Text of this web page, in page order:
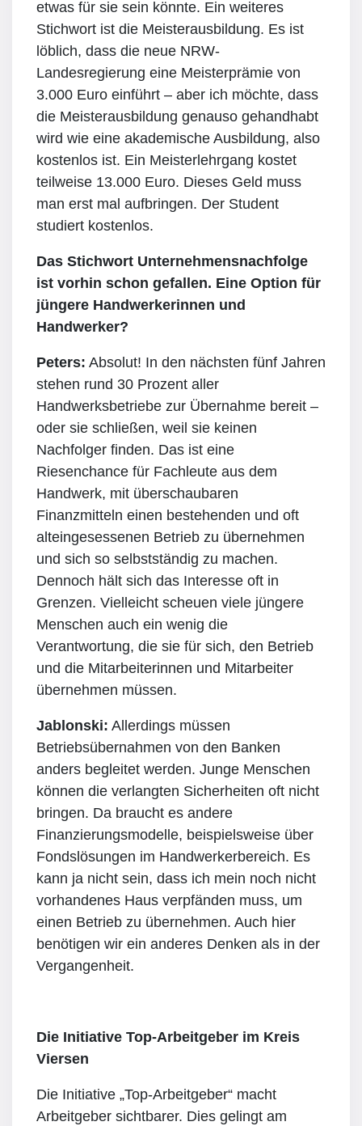
etwas für sie sein könnte. Ein weiteres
Stichwort ist die Meisterausbildung. Es ist
löblich, dass die neue NRW-
Landesregierung eine Meisterprämie von
3.000 Euro einführt – aber ich möchte, dass
die Meisterausbildung genauso gehandhabt
wird wie eine akademische Ausbildung, also
kostenlos ist. Ein Meisterlehrgang kostet
teilweise 13.000 Euro. Dieses Geld muss
man erst mal aufbringen. Der Student
studiert kostenlos.
Das Stichwort Unternehmensnachfolge
ist vorhin schon gefallen. Eine Option für
jüngere Handwerkerinnen und
Handwerker?
Peters: Absolut! In den nächsten fünf Jahren
stehen rund 30 Prozent aller
Handwerksbetriebe zur Übernahme bereit –
oder sie schließen, weil sie keinen
Nachfolger finden. Das ist eine
Riesenchance für Fachleute aus dem
Handwerk, mit überschaubaren
Finanzmitteln einen bestehenden und oft
alteingesessenen Betrieb zu übernehmen
und sich so selbstständig zu machen.
Dennoch hält sich das Interesse oft in
Grenzen. Vielleicht scheuen viele jüngere
Menschen auch ein wenig die
Verantwortung, die sie für sich, den Betrieb
und die Mitarbeiterinnen und Mitarbeiter
übernehmen müssen.
Jablonski: Allerdings müssen
Betriebsübernahmen von den Banken
anders begleitet werden. Junge Menschen
können die verlangten Sicherheiten oft nicht
bringen. Da braucht es andere
Finanzierungsmodelle, beispielsweise über
Fondslösungen im Handwerkerbereich. Es
kann ja nicht sein, dass ich mein noch nicht
vorhandenes Haus verpfänden muss, um
einen Betrieb zu übernehmen. Auch hier
benötigen wir ein anderes Denken als in der
Vergangenheit.
Die Initiative Top-Arbeitgeber im Kreis
Viersen
Die Initiative „Top-Arbeitgeber“ macht
Arbeitgeber sichtbarer. Dies gelingt am